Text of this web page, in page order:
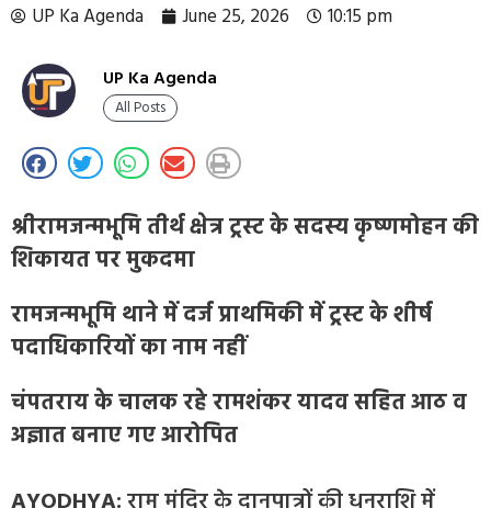
UP Ka Agenda June 25, 2026 10:15 pm
UP Ka Agenda
All Posts
श्रीरामजन्मभूमि तीर्थ क्षेत्र ट्रस्ट के सदस्य कृष्णमोहन की
शिकायत पर मुकदमा
रामजन्मभूमि थाने में दर्ज प्राथमिकी में ट्रस्ट के शीर्ष
पदाधिकारियों का नाम नहीं
चंपतराय के चालक रहे रामशंकर यादव सहित आठ व
अज्ञात बनाए गए आरोपित